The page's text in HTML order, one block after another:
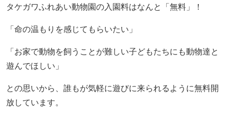
タケガワふれあい動物園の入園料はなんと「無料」！
「命の温もりを感じてもらいたい」
「お家で動物を飼うことが難しい子どもたちにも動物達と
遊んでほしい」
との思いから、誰もが気軽に遊びに来られるように無料開
放しています。